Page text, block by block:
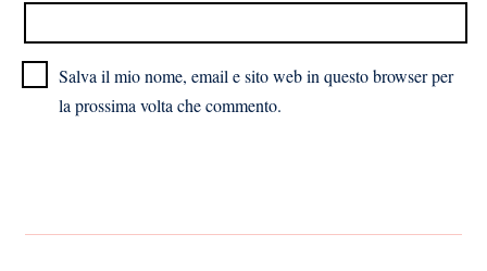
Salva il mio nome, email e sito web in questo browser per
la prossima volta che commento.